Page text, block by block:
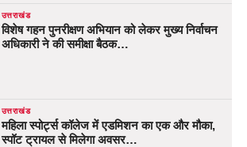
उत्तराखंड
विशेष गहन पुनरीक्षण अभियान को लेकर मुख्य निर्वाचन
अधिकारी ने की समीक्षा बैठक…
उत्तराखंड
महिला स्पोर्ट्स कॉलेज में एडमिशन का एक और मौका,
स्पॉट ट्रायल से मिलेगा अवसर…